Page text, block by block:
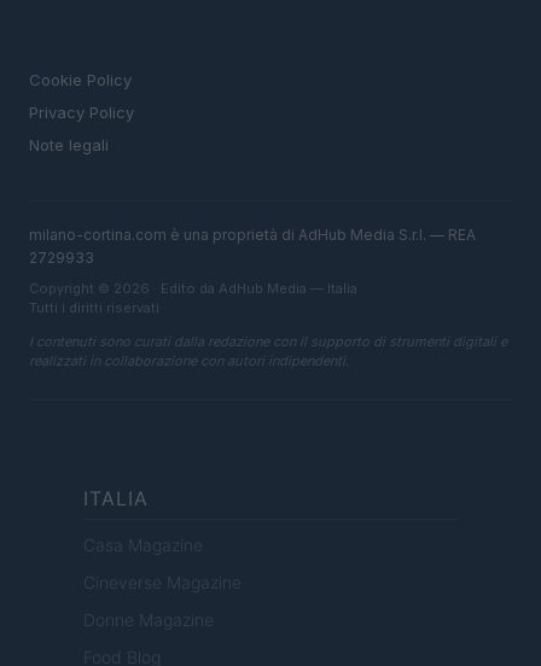
Cookie Policy
Privacy Policy
Note legali
milano-cortina.com è una proprietà di AdHub Media S.r.l. — REA
2729933
Copyright © 2026 · Edito da AdHub Media — Italia
Tutti i diritti riservati
I contenuti sono curati dalla redazione con il supporto di strumenti digitali e
realizzati in collaborazione con autori indipendenti.
ITALIA
Casa Magazine
Cineverse Magazine
Donne Magazine
Food Blog